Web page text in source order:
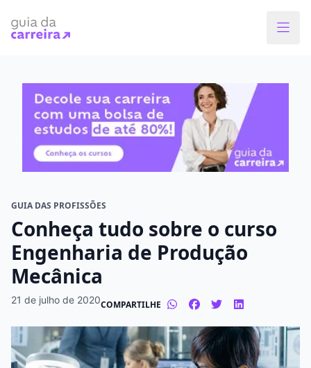
GUIA DAS PROFISSÕES
Conheça tudo sobre o curso
Engenharia de Produção
Mecânica
21 de julho de 2020COMPARTILHE
Faça o curso dos sonhos
O que você quer estudar?
Modalidade preferida
Presencial
Tipo de formação
Graduação
Pós